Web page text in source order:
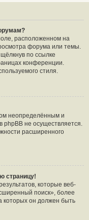
расположенном на
форума или темы.
по ссылке
конференции.
стиля.
неопределённым и
phpBB не осуществляется.
расширенного
страницу!
которые веб-
поиск», более
которых он должен быть